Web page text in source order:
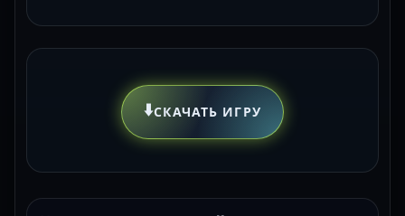
⬇️СКАЧАТЬ ИГРУ